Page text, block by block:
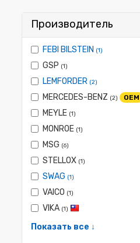
Производитель
FEBI BILSTEIN (1)
GSP (1)
LEMFORDER (2)
MERCEDES-BENZ (2) OEM
MEYLE (1)
MONROE (1)
MSG (6)
STELLOX (1)
SWAG (1)
VAICO (1)
VIKA (1)
Показать все ↓